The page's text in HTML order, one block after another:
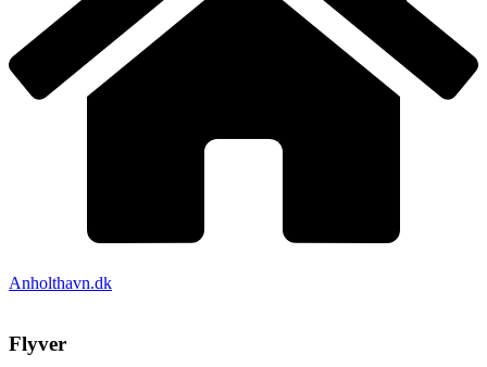
Anholthavn.dk
Flyver